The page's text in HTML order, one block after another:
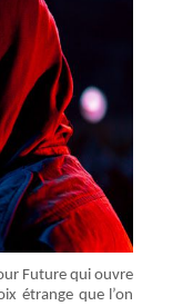
Future qui ouvre
étrange que l’on